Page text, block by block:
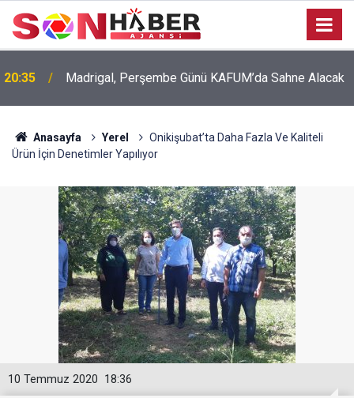
20:35 Madrigal, Perşembe Günü KAFUM’da Sahne Alacak
Anasayfa Yerel
Onikişubat’ta Daha Fazla Ve Kaliteli
Ürün İçin Denetimler Yapılıyor
18:36
10 Temmuz 2020